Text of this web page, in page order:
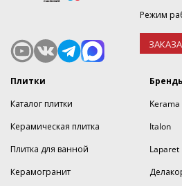
Режим
Плитки
Каталог плитки
Керамическая плитка
Плитка для ванной
Керамогранит
Italon
Laparet